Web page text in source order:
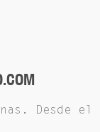
Desde el